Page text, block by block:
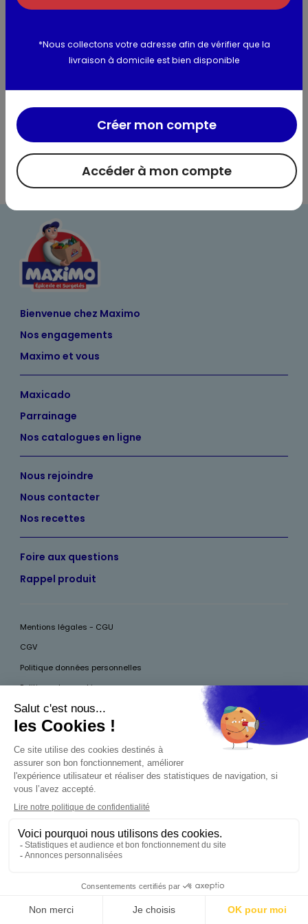
Utilisation et conservation
Allergènes :gluten, lait, oeuf
Informations complémentaires
0,00 €
Produit indisponible
Bienvenue chez Maximo
Nos engagements
Maximo et vous
Maxicado
Parrainage
Nos catalogues en ligne
Nous rejoindre
Nous contacter
Nos recettes
Foire aux questions
Rappel produit
Mentions légales - CGU
CGV
Politique données personnelles
Politique des cookies
Accessibilité
Pour votre santé, mangez au moins cinq fruits et légumes par jour, plus
d’infos surwww.mangerbouger.fr
aux mineurs de moins de 18 ans
La preuve de majorité de l'acheteur est exigée au
moment de la vente en ligne. CODE DE LA SANTÉ
*Nous collectons votre adresse afin de vérifier que la
livraison à domicile est bien disponible
Accéder à mon compte
Créer mon compte